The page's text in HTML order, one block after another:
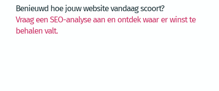
Benieuwd hoe jouw website vandaag scoort?
Vraag een SEO-analyse aan en ontdek waar er winst te
behalen valt.